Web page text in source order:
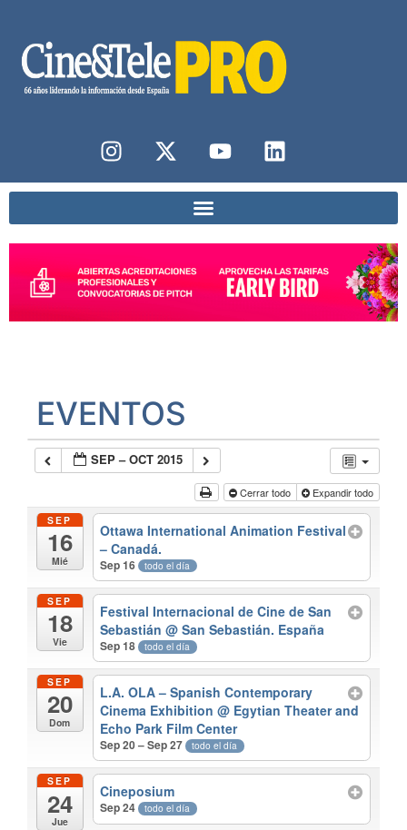
EVENTOS
SEP – OCT 2015
Cerrar todo Expandir todo
SEP
16
Mié
Ottawa International Animation Festival
– Canadá.
Sep 16 todo el día
SEP
18
Vie
Festival Internacional de Cine de San
Sebastián@ San Sebastián. España
Sep 18 todo el día
SEP
20
Dom
L.A. OLA – Spanish Contemporary
Cinema Exhibition@ Egytian Theater and
Echo Park Film Center
Sep 20 – Sep 27 todo el día
SEP
24
Jue
Cineposium
Sep 24 todo el día